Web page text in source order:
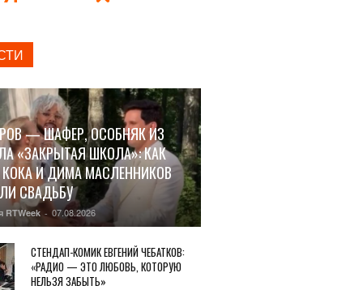
— ШАФЕР, ОСОБНЯК ИЗ
«ЗАКРЫТАЯ ШКОЛА»: КАК
КОКА И ДИМА МАСЛЕННИКОВ
СВАДЬБУ
RTWeek - 07.08.2026
СТЕНДАП-КОМИК ЕВГЕНИЙ ЧЕБАТКОВ:
«РАДИО — ЭТО ЛЮБОВЬ, КОТОРУЮ
НЕЛЬЗЯ ЗАБЫТЬ»